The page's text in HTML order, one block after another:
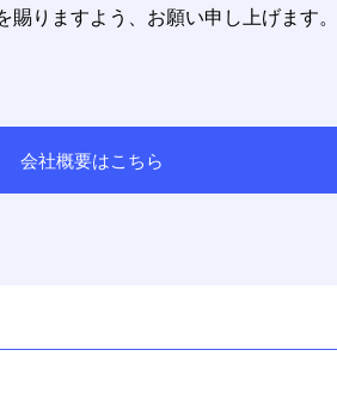
りますよう、お願い申し上げます。
会社概要はこちら